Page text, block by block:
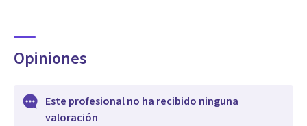
Opiniones
Este profesional no ha recibido ninguna
valoración